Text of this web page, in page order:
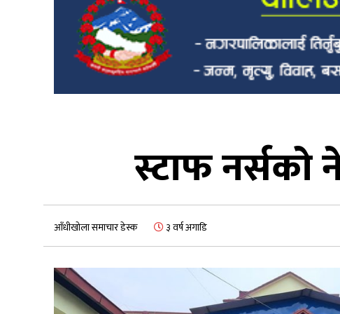
स्टाफ नर्सको
आँधीखोला समाचार डेस्क ३ वर्ष अगाडि